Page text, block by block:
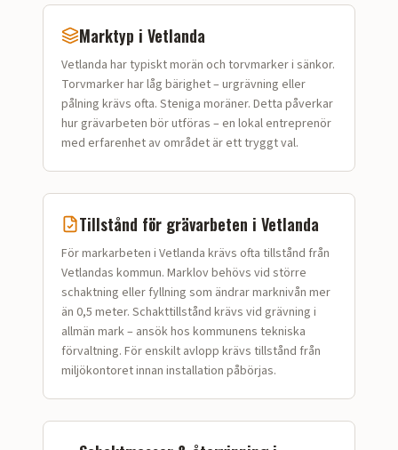
Marktyp i Vetlanda
Vetlanda har typisktmorän och torvmarker i sänkor.
Torvmarker har låg bärighet – urgrävning eller
pålning krävs ofta. Steniga moräner. Detta påverkar
hur grävarbeten bör utföras – en lokal entreprenör
med erfarenhet av området är ett tryggt val.
Tillstånd för grävarbeten i Vetlanda
För markarbeten i Vetlanda krävs ofta tillstånd från
Vetlandas kommun. Marklov behövs vid större
schaktning eller fyllning som ändrar marknivån mer
än 0,5 meter. Schakttillstånd krävs vid grävning i
allmän mark – ansök hos kommunens tekniska
förvaltning. För enskilt avlopp krävs tillstånd från
miljökontoret innan installation påbörjas.